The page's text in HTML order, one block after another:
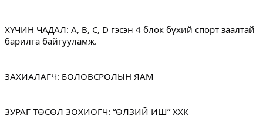
ХҮЧИН ЧАДАЛ: A, B, C, D гэсэн 4 блок бүхий спорт заалтай
барилга байгууламж.
ЗАХИАЛАГЧ: БОЛОВСРОЛЫН ЯАМ
ЗУРАГ ТӨСӨЛ ЗОХИОГЧ: “ӨЛЗИЙ ИШ” ХХК